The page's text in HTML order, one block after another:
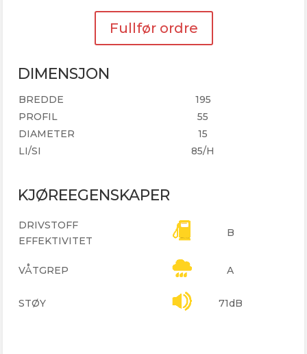
Fullfør ordre
DIMENSJON
BREDDE
195
PROFIL
55
DIAMETER
15
LI/SI
85/H
KJØREEGENSKAPER
DRIVSTOFF
EFFEKTIVITET
B
VÅTGREP A
STØY 71dB